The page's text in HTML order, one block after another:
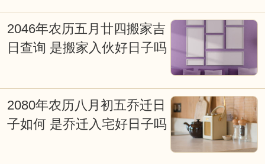
吉日等重大事项时，必须选择吉日吉时，
从而达到趋吉避凶、福自天降、荣华富
贵，因些择吉日非常重要。老式挂历、老
信息，特别提醒一些贪图方便的网友，不
能看见老黄历上写着宜嫁娶便定下终身大
事吉期。因为，这天对大多数人来说是吉
2046年农历五月廿四搬家吉
日查询 是搬家入伙好日子吗
2080年农历八月初五乔迁日
子如何 是乔迁入宅好日子吗